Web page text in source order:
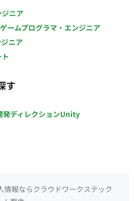
ジニア
ゲームプログラマ・エンジニア
ニア
す
発ディレクションUnity
情報ならクラウドワークステック